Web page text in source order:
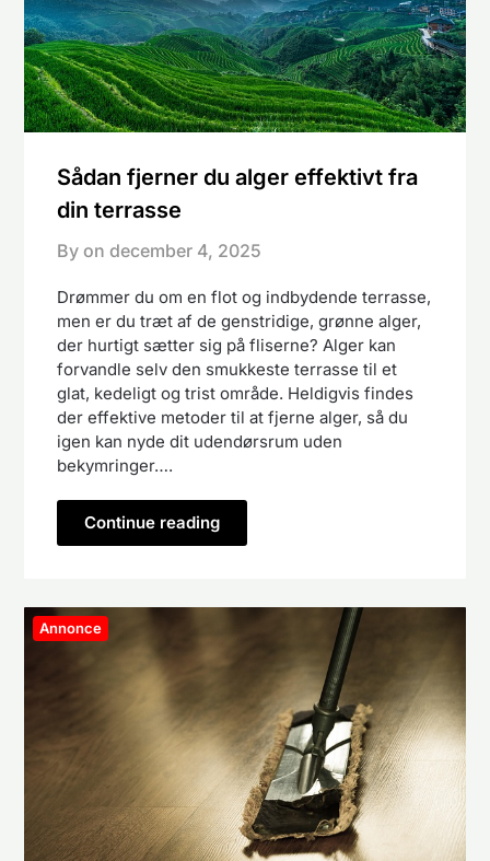
Sådan fjerner du alger effektivt fra
din terrasse
By on december 4, 2025
Drømmer du om en flot og indbydende terrasse,
men er du træt af de genstridige, grønne alger,
der hurtigt sætter sig på fliserne? Alger kan
forvandle selv den smukkeste terrasse til et
glat, kedeligt og trist område. Heldigvis findes
der effektive metoder til at fjerne alger, så du
igen kan nyde dit udendørsrum uden
bekymringer….
Continue reading
Annonce